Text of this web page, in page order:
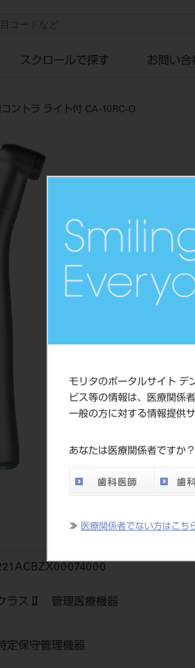
モリタのポータルサイト デ
ビス等の情報は、医療関係
一般の方に対する情報提供
あなたは医療関係者ですか？
≫ 医療関係者でない方はこち
スクロールで探す お問い合
ントラ ライト付 CA-10RC-O
ラスⅡ 管理医療機器
定保守管理機器